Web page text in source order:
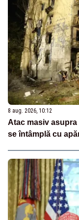
8 aug. 2026, 10:12
Atac masiv
se întâmplă cu